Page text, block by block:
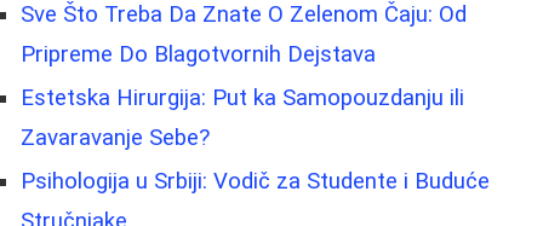
Sve Što Treba Da Znate O Zelenom Čaju: Od
Pripreme Do Blagotvornih Dejstava
Estetska Hirurgija: Put ka Samopouzdanju ili
Zavaravanje Sebe?
Psihologija u Srbiji: Vodič za Studente i Buduće